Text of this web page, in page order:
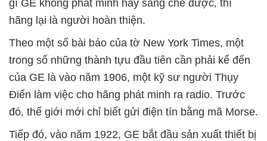
gì GE không phát minh hay sáng chế được, thì
hãng lại là người hoàn thiện.
Theo một số bài báo của tờ New York Times, một
trong số những thành tựu đầu tiên cần phải kể đến
của GE là vào năm 1906, một kỹ sư người Thụy
Điển làm việc cho hãng phát minh ra radio. Trước
đó, thế giới mới chỉ biết gửi điện tín bằng mã Morse.
Tiếp đó, vào năm 1922, GE bắt đầu sản xuất thiết bị